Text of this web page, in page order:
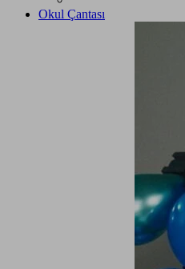
Okul Çantası